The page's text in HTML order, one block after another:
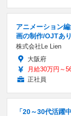
アニメーション
画の制作/OJTあ
株式会社Le Lien
大阪府
月給30万円～
正社員
「20～30代活躍